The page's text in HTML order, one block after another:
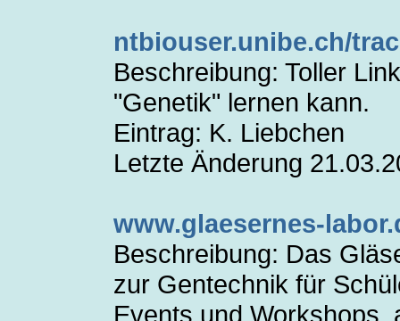
ntbiouser.unibe.ch/
Beschreibung: Toller
"Genetik" lernen kann.
Eintrag: K. Liebchen
Letzte Änderung
www.glaesernes-
Beschreibung: Das
zur Gentechnik für
Events und Workshops,